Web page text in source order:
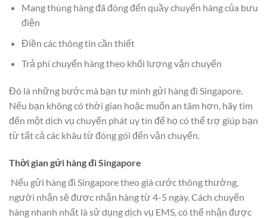
Mang thùng hàng đã đóng đến quầy chuyển hàng của bưu
điện
Điền các thông tin cần thiết
Trả phí chuyển hàng theo khối lượng vận chuyển
Đó là những bước mà bạn tự mình gửi hàng đi Singapore.
Nếu bạn không có thời gian hoặc muốn an tâm hơn, hãy tìm
đến một dịch vụ chuyển phát uy tín để họ có thể trợ giúp bạn
từ tất cả các khâu từ đóng gói đến vận chuyển.
Thời gian gửi hàng đi Singapore
Nếu gửi hàng đi Singaporetheo giá cước thông thường,
người nhận sẽ được nhận hàng từ 4-5 ngày. Cách chuyển
hàng nhanh nhất là sử dụng dịch vụ EMS, có thể nhận được